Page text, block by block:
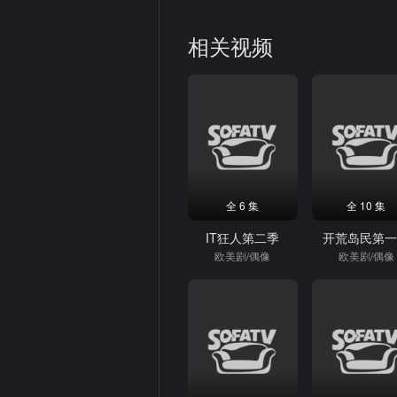
相关视频
全 6 集
IT狂人第二季
欧美剧/偶像
全 10 集
开荒岛民第
欧美剧/偶像